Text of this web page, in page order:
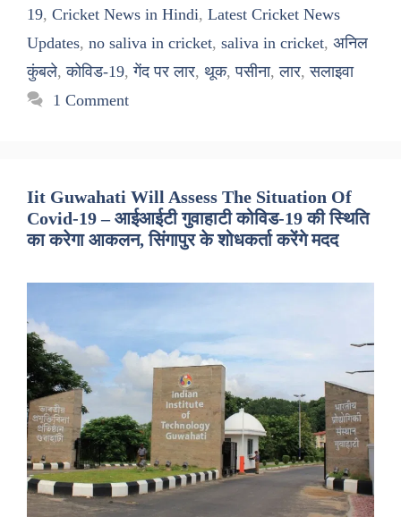
19, Cricket News in Hindi, Latest Cricket News
Updates, no saliva in cricket, saliva in cricket, अनिल
कुंबले,कोविड-19,गेंद पर लार, थूक,पसीना,लार,सलाइवा
1 Comment
Iit Guwahati Will Assess The Situation Of
Covid-19 – आईआईटी गुवाहाटी कोविड-19 की स्थिति
का करेगा आकलन, सिंगापुर के शोधकर्ता करेंगे मदद